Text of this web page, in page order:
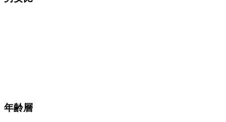
年齢層